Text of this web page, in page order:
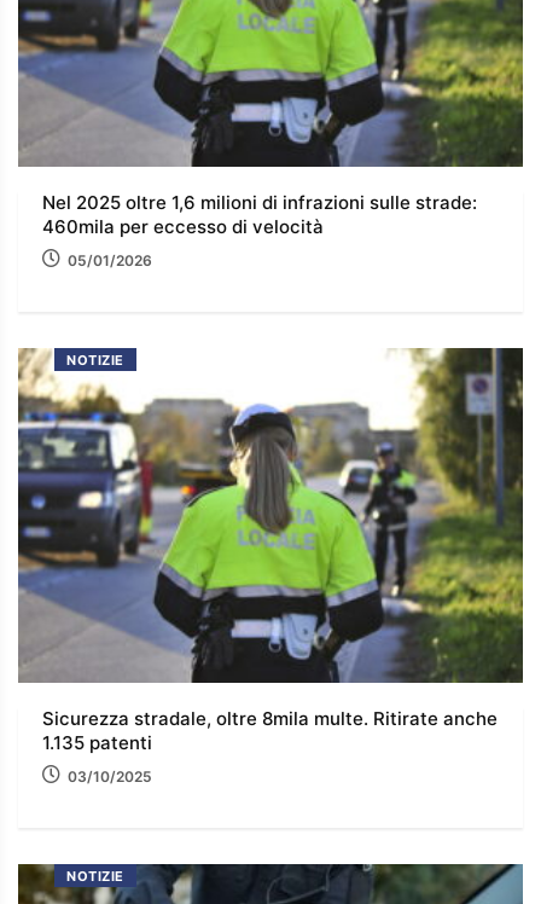
Nel 2025 oltre 1,6 milioni di infrazioni sulle strade:
460mila per eccesso di velocità
05/01/2026
NOTIZIE
Sicurezza stradale, oltre 8mila multe. Ritirate anche
1.135 patenti
03/10/2025
NOTIZIE